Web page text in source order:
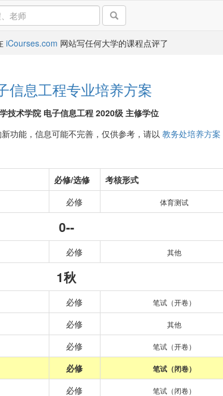
iCourses.com 网站写任何大学的课程点评了
信息工程专业培养方案
技术学院 电子信息工程 2020级 主修学位
功能，信息可能不完善，仅供参考，请以 教务处培养方案
必修/选修 考核形式
必修 体育测试
0--
必修 其他
1秋
必修 笔试（开卷）
必修 其他
必修 笔试（开卷）
必修 笔试（闭卷）
必修 笔试（闭卷）